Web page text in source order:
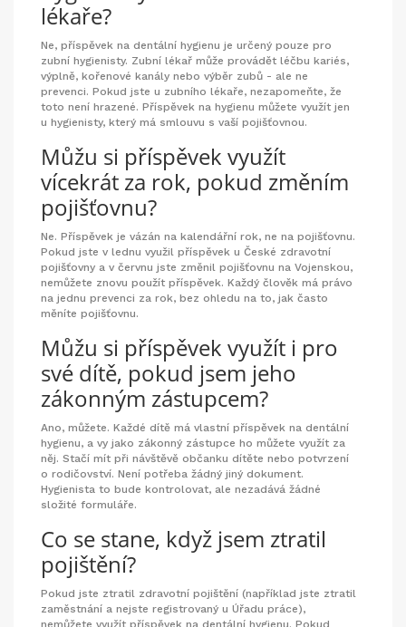
lékaře?
Ne, příspěvek na dentální hygienu je určený pouze pro
zubní hygienisty. Zubní lékař může provádět léčbu kariés,
výplně, kořenové kanály nebo výběr zubů - ale ne
prevenci. Pokud jste u zubního lékaře, nezapomeňte, že
toto není hrazené. Příspěvek na hygienu můžete využít jen
u hygienisty, který má smlouvu s vaší pojišťovnou.
Můžu si příspěvek využít
vícekrát za rok, pokud změním
pojišťovnu?
Ne. Příspěvek je vázán na kalendářní rok, ne na pojišťovnu.
Pokud jste v lednu využil příspěvek u České zdravotní
pojišťovny a v červnu jste změnil pojišťovnu na Vojenskou,
nemůžete znovu použít příspěvek. Každý člověk má právo
na jednu prevenci za rok, bez ohledu na to, jak často
měníte pojišťovnu.
Můžu si příspěvek využít i pro
své dítě, pokud jsem jeho
zákonným zástupcem?
Ano, můžete. Každé dítě má vlastní příspěvek na dentální
hygienu, a vy jako zákonný zástupce ho můžete využít za
něj. Stačí mít při návštěvě občanku dítěte nebo potvrzení
o rodičovství. Není potřeba žádný jiný dokument.
Hygienista to bude kontrolovat, ale nezadává žádné
složité formuláře.
Co se stane, když jsem ztratil
pojištění?
Pokud jste ztratil zdravotní pojištění (například jste ztratil
zaměstnání a nejste registrovaný u Úřadu práce),